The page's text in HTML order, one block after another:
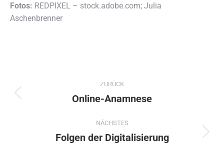
Fotos: REDPIXEL – stock.adobe.com; Julia
Aschenbrenner
Kommentarnavigation
ZURÜCK
Vorheriger
Online-Anamnese
NÄCHSTES
Nächster
Folgen der Digitalisierung